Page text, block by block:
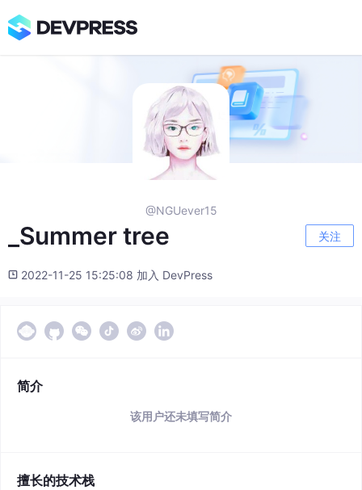
@NGUever15
_Summer tree 关注
2022-11-25 15:25:08 加入 DevPress
简介
该用户还未填写简介
擅长的技术栈